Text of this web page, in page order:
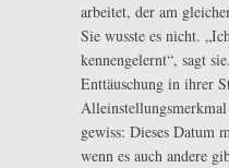
arbeitet, der am
Sie wusste es nicht.
kennengelernt“, sagt
Enttäuschung in ihrer
gewiss: Dieses Datum
wenn es auch andere